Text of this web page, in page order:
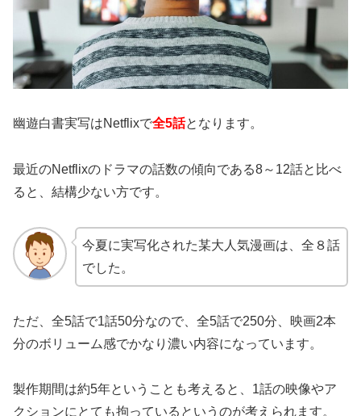
幽遊白書実写はNetflixで全5話となります。
最近のNetflixのドラマの話数の傾向である8～12話と比べ
ると、結構少ない方です。
今夏に実写化された某大人気漫画は、全８話
でした。
ただ、全5話で1話50分なので、全5話で250分、映画2本
分のボリューム感でかなり濃い内容になっています。
製作期間は約5年ということも考えると、1話の映像やア
クションにとても拘っているというのが考えられます。